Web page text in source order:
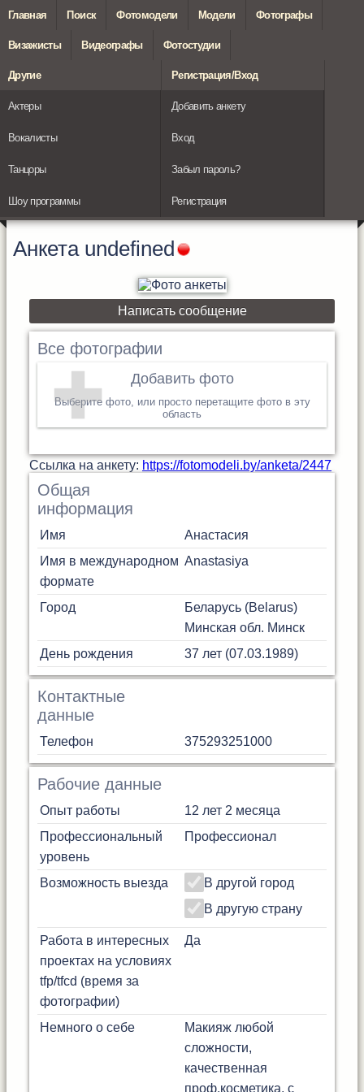
Главная Поиск Фотомодели Модели Фотографы
Визажисты Видеографы Фотостудии
Другие
Актеры
Вокалисты
Танцоры
Шоу программы
Регистрация/Вход
Добавить анкету
Вход
Забыл пароль?
Регистрация
Анкета undefined
Написать сообщение
Все фотографии
Добавить фото
Выберите фото, или просто перетащите фото в эту
область
Cсылка на анкету: https://fotomodeli.by/anketa/2447
Общая
информация
Имя
Анастасия
Имя в международном
формате
Anastasiya
Город
Беларусь (Belarus)
Минская обл. Минск
День рождения
37 лет (07.03.1989)
Контактные
данные
Телефон 375293251000
Рабочие данные
Опыт работы
12 лет 2 месяца
Профессиональный
уровень
Профессионал
Возможность выезда
В другой город
В другую страну
Работа в интересных
проектах на условиях
tfp/tfcd (время за
фотографии)
Да
Немного о себе
Макияж любой
сложности,
качественная
проф.косметика, с